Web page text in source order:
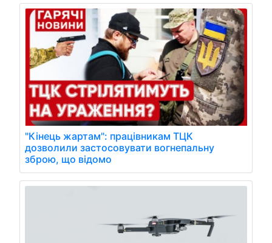
"Кінець жартам": працівникам ТЦК
дозволили застосовувати вогнепальну
зброю, що відомо